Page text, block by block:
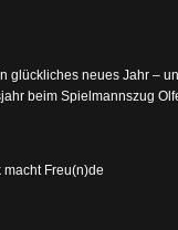
glückliches neues Jahr –
beim Spielmannszug
macht Freu(n)de